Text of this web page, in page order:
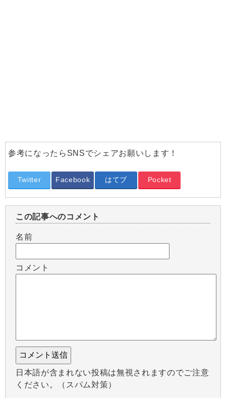
参考になったらSNSでシェアお願いします！
Twitter Facebook はてブ Pocket
この記事へのコメント
名前
コメント
日本語が含まれない投稿は無視されますのでご注意
ください。（スパム対策）